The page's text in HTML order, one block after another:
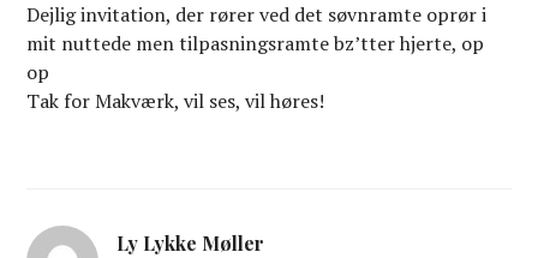
Dejlig invitation, der rører ved det søvnramte oprør i
mit nuttede men tilpasningsramte bz’tter hjerte, op
op
Tak for Makværk, vil ses, vil høres!
Ly Lykke Møller